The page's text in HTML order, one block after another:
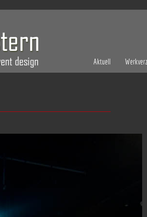
Aktuell